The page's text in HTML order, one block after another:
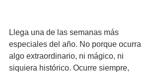
Llega una de las semanas más
especiales del año. No porque ocurra
algo extraordinario, ni mágico, ni
siquiera histórico. Ocurre siempre,